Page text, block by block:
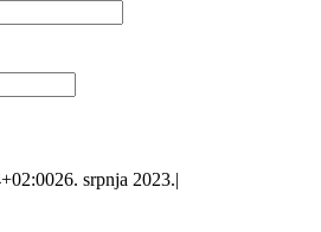
26. srpnja 2023.|